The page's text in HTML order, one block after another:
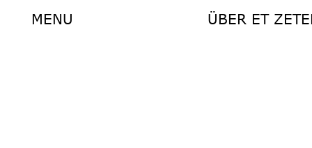
MENU ÜBER ET
ÜBER ET
MENU